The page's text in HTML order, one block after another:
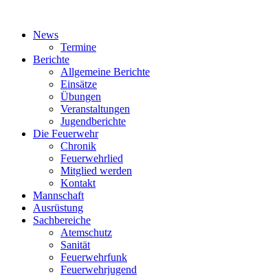
News
Termine
Berichte
Allgemeine Berichte
Einsätze
Übungen
Veranstaltungen
Jugendberichte
Die Feuerwehr
Chronik
Feuerwehrlied
Mitglied werden
Kontakt
Mannschaft
Ausrüstung
Sachbereiche
Atemschutz
Sanität
Feuerwehrfunk
Feuerwehrjugend